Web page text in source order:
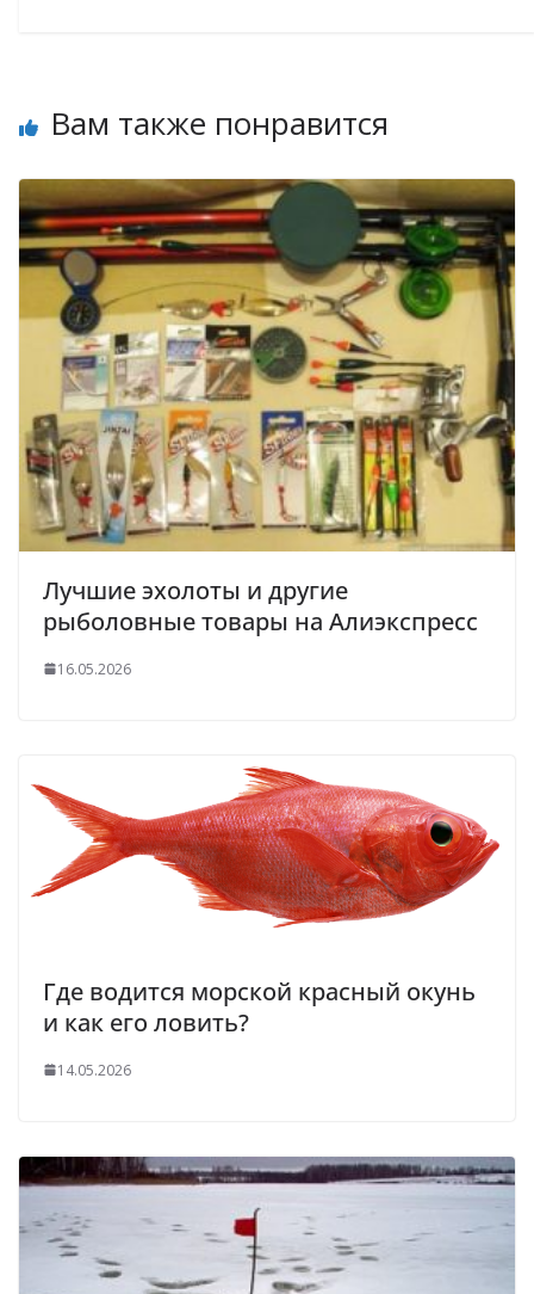
Вам также понравится
Лучшие эхолоты и другие
рыболовные товары на Алиэкспресс
16.05.2026
Где водится морской красный окунь
и как его ловить?
14.05.2026